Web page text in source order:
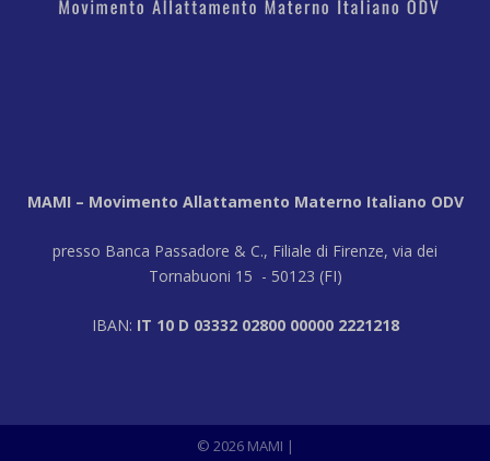
MAMI – Movimento Allattamento Materno Italiano ODV
presso Banca Passadore & C., Filiale di Firenze, via dei
Tornabuoni 15 - 50123 (FI)
IBAN: IT 10 D 03332 02800 00000 2221218
© 2026 MAMI |